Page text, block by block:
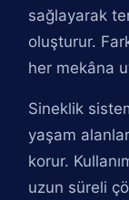
sağlayarak
oluşturur.
her mekâna
Sineklik
yaşam
korur.
uzun süreli